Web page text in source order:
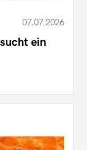
07.07.2026
ein